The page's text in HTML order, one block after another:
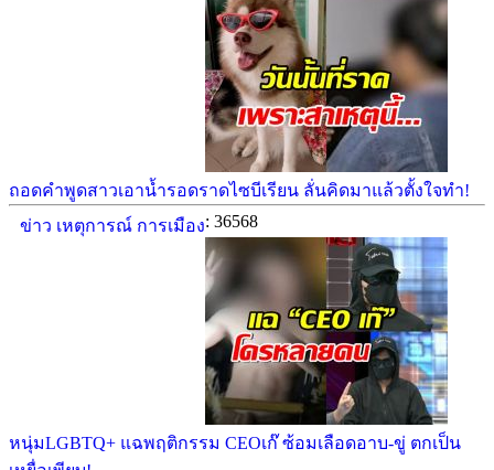
ถอดคำพูดสาวเอาน้ำรอดราดไซบีเรียน ลั่นคิดมาแล้วตั้งใจทำ!
ข่าว เหตุการณ์ การเมือง: 36568
หนุ่มLGBTQ+ แฉพฤติกรรม CEOเก๊ ซ้อมเลือดอาบ-ขู่ ตกเป็น